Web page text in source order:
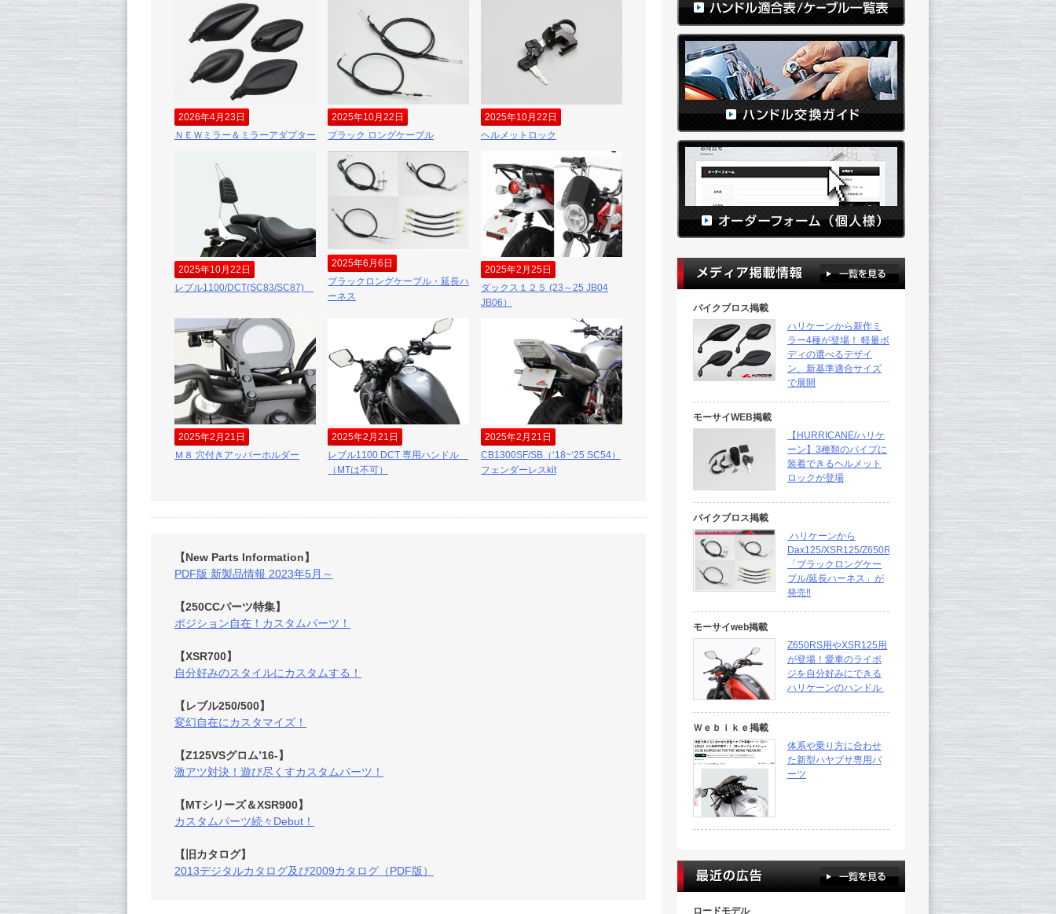
2026年4月23日
ＮＥＷミラー＆ミラーアダプター
2025年10月22日
ブラック ロングケーブル
2025年10月22日
ヘルメットロック
2025年10月22日
レブル1100/DCT(SC83/SC87)
2025年6月6日
ブラックロングケーブル・延長ハ
ーネス
2025年2月25日
ダックス１２５ (23～25 JB04
JB06）
2025年2月21日
Ｍ８ 穴付きアッパーホルダー
2025年2月21日
レブル1100 DCT 専用ハンドル
（MTは不可）
2025年2月21日
CB1300SF/SB（‘18~‘25 SC54）
フェンダーレスkit
【New Parts Information】
PDF版 新製品情報 2023年5月～
【250CCパーツ特集】
ポジション自在！カスタムパーツ！
【XSR700】
自分好みのスタイルにカスタムする！
【レブル250/500】
変幻自在にカスタマイズ！
【Z125VSグロム’16-】
激アツ対決！遊び尽くすカスタムパーツ！
【MTシリーズ＆XSR900】
カスタムパーツ続々Debut！
【旧カタログ】
2013デジタルカタログ及び2009カタログ（PDF版）
バイクブロス掲載
ハリケーンから新作ミ
ラー4種が登場！ 軽量ボ
ディの選べるデザイ
ン、新基準適合サイズ
で展開
モーサイWEB掲載
【HURRICANE/ハリケ
ーン】3種類のパイプに
装着できるヘルメット
ロックが登場
バイクブロス掲載
ハリケーンから
Dax125/XSR125/Z650RS・・
「ブラックロングケー
ブル/延長ハーネス」が
発売‼
モーサイweb掲載
Z650RS用やXSR125用
が登場！愛車のライポ
ジを自分好みにできる
ハリケーンのハンドル
Ｗｅｂｉｋｅ掲載
体系や乗り方に合わせ
た新型ハヤブサ専用パ
ーツ
ロードモデル